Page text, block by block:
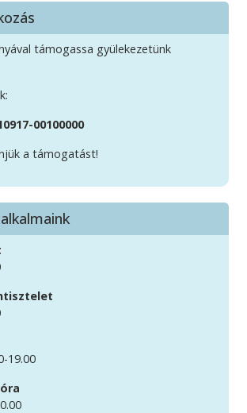
támogassa gyülekezetünk
00100000
a támogatást!
19.00